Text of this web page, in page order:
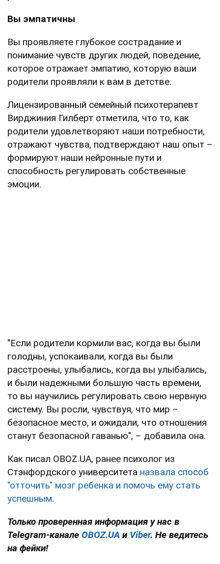
Вы эмпатичны
Вы проявляете глубокое сострадание и
понимание чувств других людей, поведение,
которое отражает эмпатию, которую ваши
родители проявляли к вам в детстве.
Лицензированный семейный психотерапевт
Вирджиния Гилберт отметила, что то, как
родители удовлетворяют наши потребности,
отражают чувства, подтверждают наш опыт –
формируют наши нейронные пути и
способность регулировать собственные
эмоции.
"Если родители кормили вас, когда вы были
голодны, успокаивали, когда вы были
расстроены, улыбались, когда вы улыбались,
и были надежными большую часть времени,
то вы научились регулировать свою нервную
систему. Вы росли, чувствуя, что мир –
безопасное место, и ожидали, что отношения
станут безопасной гаванью", – добавила она.
Как писал OBOZ.UA, ранее психолог из
Стэнфордского университета назвала способ
"отточить" мозг ребенка и помочь ему стать
успешным.
Только проверенная информация у нас в
Telegram-канале OBOZ.UA и Viber. Не ведитесь
на фейки!